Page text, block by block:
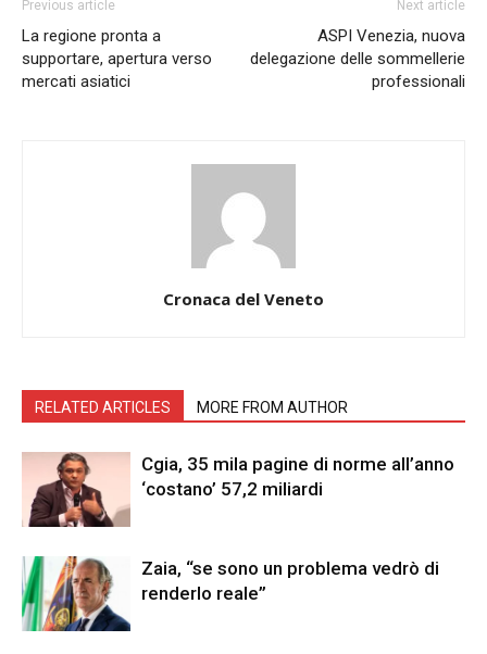
Previous article
La regione pronta a
supportare, apertura verso
mercati asiatici
Next article
ASPI Venezia, nuova
delegazione delle sommellerie
professionali
Cronaca del Veneto
RELATED ARTICLES MORE FROM AUTHOR
Cgia, 35 mila pagine di norme all’anno
‘costano’ 57,2 miliardi
Zaia, “se sono un problema vedrò di
renderlo reale”